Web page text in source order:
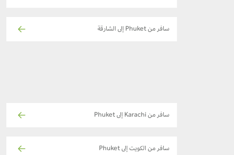
سافر من Phuket إلى الشارقة
سافر من Karachi إلى Phuket
سافر من الكويت إلى Phuket